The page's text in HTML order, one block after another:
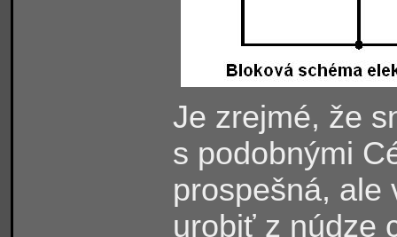
Je zrejmé, že
s podobnými
prospešná, ale
urobiť z núdze